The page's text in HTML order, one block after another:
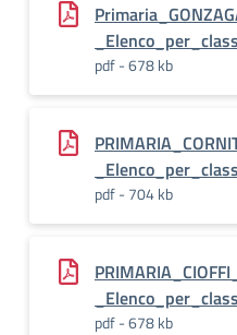
pdf - 678 kb
pdf - 704 kb
pdf - 678 kb